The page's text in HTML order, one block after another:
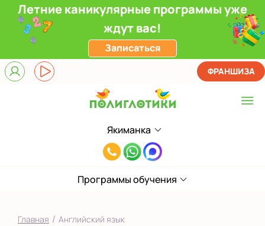
Летние каникулярные программы уже
ждут вас!
Записаться
Якиманка
Выберите центр
Верхние Лихоборы
ЖК Прокшино
8(495)985-
78
ФРАНШИЗА
Программы обучения
Главная / Английский язык